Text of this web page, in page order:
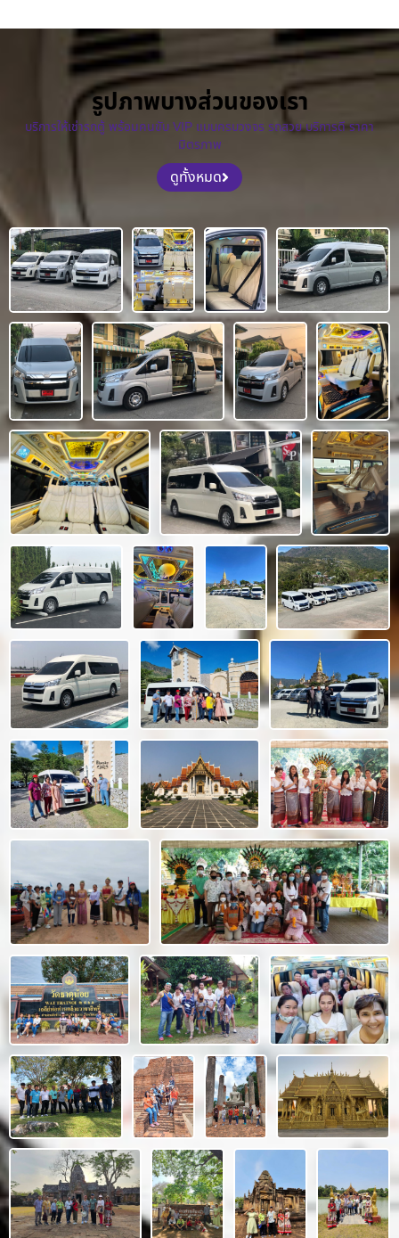
รูปภาพบางส่วนของเรา
บริการให้เช่ารถตู้ พร้อมคนขับ VIP แบบครบวงจร รถสวย บริการดี ราคา
มิตรภาพ
ดูทั้งหมด